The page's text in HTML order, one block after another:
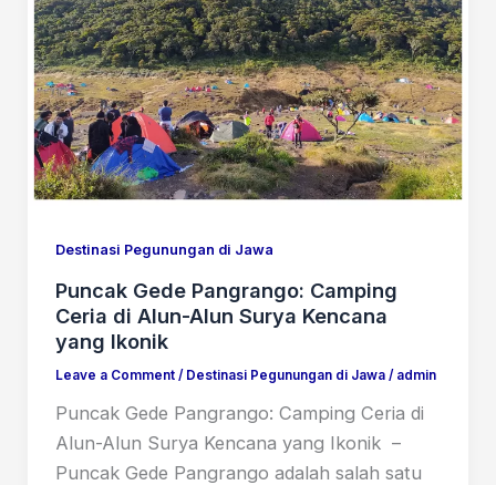
Destinasi Pegunungan di Jawa
Puncak Gede Pangrango: Camping
Ceria di Alun-Alun Surya Kencana
yang Ikonik
Leave a Comment / Destinasi Pegunungan di Jawa/ admin
Puncak Gede Pangrango: Camping Ceria di
Alun-Alun Surya Kencana yang Ikonik –
Puncak Gede Pangrango adalah salah satu